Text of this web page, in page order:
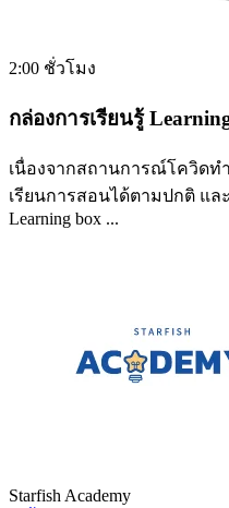
2:00 ชั่วโมง
กล่องการเรียนรู้
เนื่องจากสถานการณ์โควิดท
เรียนการสอนได้ตามปกติ แล
Learning box ...
Starfish Academy